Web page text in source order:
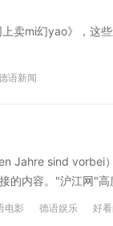
卖mi幻yao》，这
语新闻
Jahre sind vorbei
的内容。"沪江网"高
电影 德语娱乐
好